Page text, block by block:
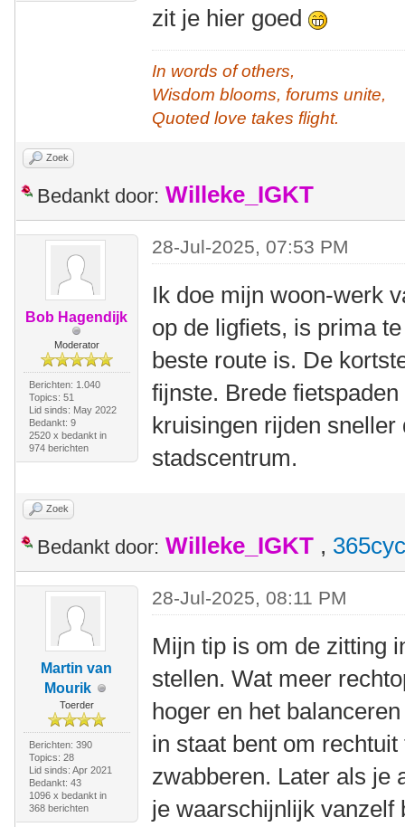
zit je hier goed
In words of others,
Wisdom blooms, forums unite,
Quoted love takes flight.
Zoek
Bedankt door: Willeke_IGKT
Bob Hagendijk
Moderator
Berichten: 1.040
Topics: 51
Lid sinds: May 2022
Bedankt: 9
2520 x bedankt in
974 berichten
28-Jul-2025, 07:53 PM
Ik doe mijn woon-werk
op de ligfiets, is prima
beste route is. De
fijnste. Brede
kruisingen rijden
stadscentrum.
Zoek
Bedankt door: Willeke_IGKT ,
Martin van
Mourik
Toerder
Berichten: 390
Topics: 28
Lid sinds: Apr 2021
Bedankt: 43
1096 x bedankt in
368 berichten
28-Jul-2025, 08:11 PM
Mijn tip is om de zitting
stellen. Wat meer
hoger en het
in staat bent om
zwabberen. Later als je
je waarschijnlijk vanzelf